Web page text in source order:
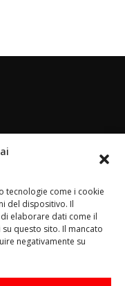
tecnologie come i cookie
del dispositivo. Il
elaborare dati come il
questo sito. Il mancato
negativamente su